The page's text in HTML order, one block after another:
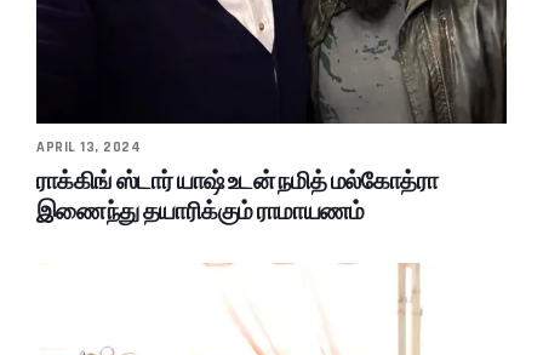
APRIL 13, 2024
ராக்கிங் ஸ்டார் யாஷ் உடன் நமித் மல்கோத்ரா
இணைந்து தயாரிக்கும் ராமாயணம்